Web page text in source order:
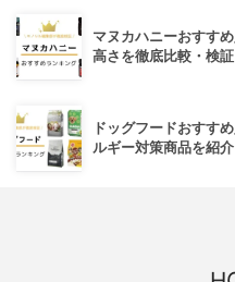
マヌカハニーおすす
高さを徹底比較・検証
ドッグフードおすす
ルギー対策商品を紹介